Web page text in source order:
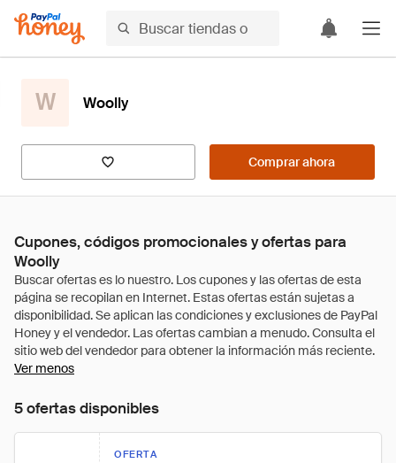
W Woolly
Comprar ahora
Cupones, códigos promocionales y ofertas para
Woolly
Ver menos
5 ofertas disponibles
OFERTA